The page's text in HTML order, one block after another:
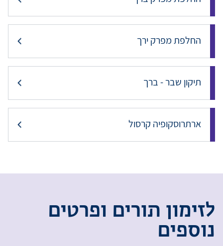
החלפת מפרק ירך
תיקון שבר - ברך
ארתרוסקופיה קרסול
לזימון תורים ופרטים
נוספים